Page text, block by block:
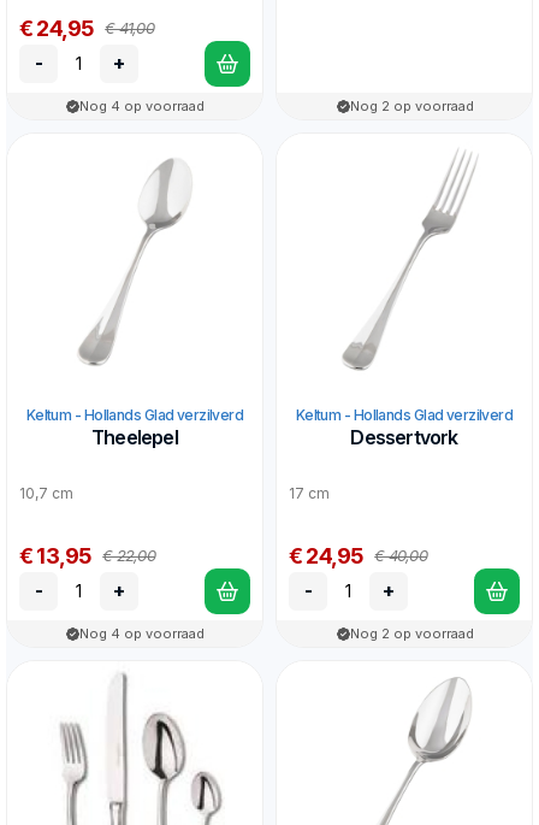
€ 24,95 € 41,00
- +
Nog 4 op voorraad Nog 2 op voorraad
Keltum - Hollands Glad verzilverd
Theelepel
10,7 cm
€ 13,95 € 22,00
- +
Nog 4 op voorraad
Keltum - Hollands Glad verzilverd
Dessertvork
17 cm
€ 24,95 € 40,00
- +
Nog 2 op voorraad